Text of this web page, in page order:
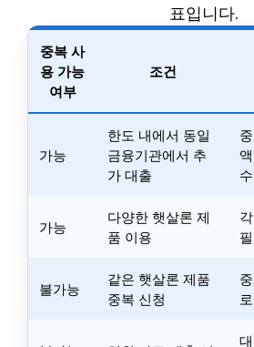
표입니다.
중복 사
용 가능
여부
조건
가능
한도 내에서 동일
금융기관에서 추
가 대출
가능
다양한 햇살론 제
품 이용
불가능
같은 햇살론 제품
중복 신청